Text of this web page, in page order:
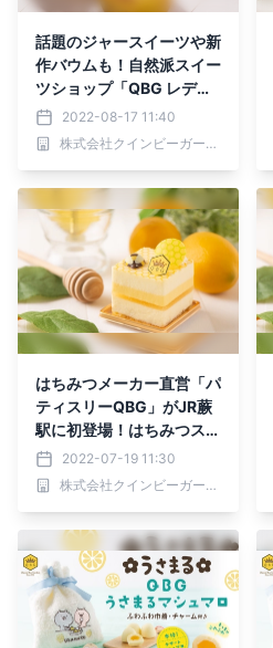
話題のジャースイーツや新
作バウムも！自然派スイー
ツショップ「QBG レディ
ベア」がルミネ荻窪に初登
場【8／17(水)〜31(水)】
2022-08-17 11:40
株式会社クインビーガーデン
はちみつメーカー直営「パ
ティスリーQBG」がJR蕨
駅に初登場！はちみつスイ
ーツで夏の元気をチャージ
【7 /31(日)まで】
2022-07-19 11:30
株式会社クインビーガーデン